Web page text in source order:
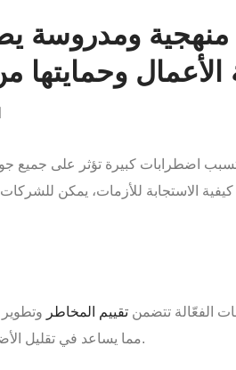
منهجية ومدروسة
اضطرابات كبيرة تؤثر على جميع
الاستجابة للأزمات، يمكن
الفعّالة تتضمن تقييم المخاطر وتطوير
مما يساعد في تقليل الأضرار المادية وحماية استثمارات الشركة.